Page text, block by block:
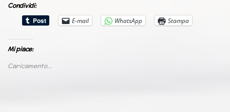
Condividi:
E-mail
WhatsApp Stampa
Mi piace:
Caricamento...